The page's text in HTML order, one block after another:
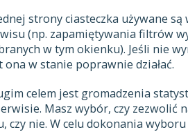
strony ciasteczka używane
(np. zapamiętywania filtrów
w tym okienku). Jeśli nie
ona w stanie poprawnie działać.
celem jest gromadzenia
Masz wybór, czy zezwolić
czy nie. W celu dokonania
się od
w indeksie